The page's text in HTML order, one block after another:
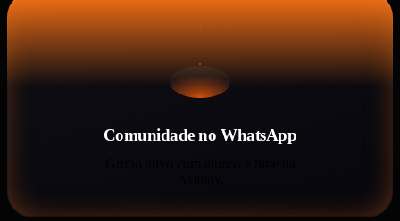
Comunidade no WhatsApp